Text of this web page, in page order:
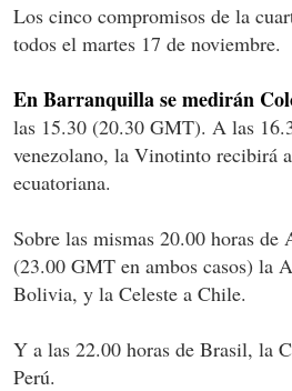
Los cinco compromisos de la
todos el martes 17 de noviembre.
En Barranquilla se medirán
las 15.30 (20.30 GMT). A las
venezolano, la Vinotinto recibirá
ecuatoriana.
Sobre las mismas 20.00 horas
(23.00 GMT en ambos casos) la
Bolivia, y la Celeste a Chile.
Y a las 22.00 horas de Brasil, la
Perú.